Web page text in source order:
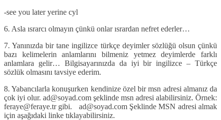
-see you later yerine cyl
6. Asla ısrarcı olmayın çünkü onlar ısrardan nefret ederler…
7. Yanınızda bir tane ingilizce türkçe deyimler sözlüğü olsun çünkü
bazı kelimelerin anlamlarını bilmeniz yetmez deyimlerde farklı
anlamlara gelir… Bilgisayarınızda da iyi bir ingilizce – Türkçe
sözlük olmasını tavsiye ederim.
8. Yabancılarla konuşurken kendinize özel bir msn adresi almanız da
çok iyi olur. ad@soyad.com şeklinde msn adresi alabilirsiniz. Örnek:
feraye@feraye.tr gibi. ad@soyad.com Şeklinde MSN adresi almak
için aşağıdaki linke tıklayabilirsiniz.